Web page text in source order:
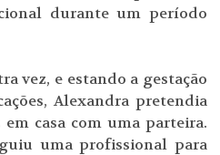
durante um período
vez, e estando a gestação
Alexandra pretendia
casa com uma parteira.
uma profissional para